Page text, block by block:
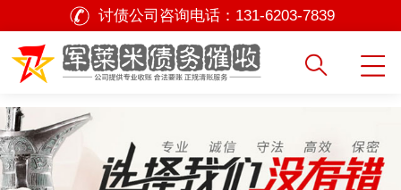
讨债公司咨询电话： 131-6203-7839